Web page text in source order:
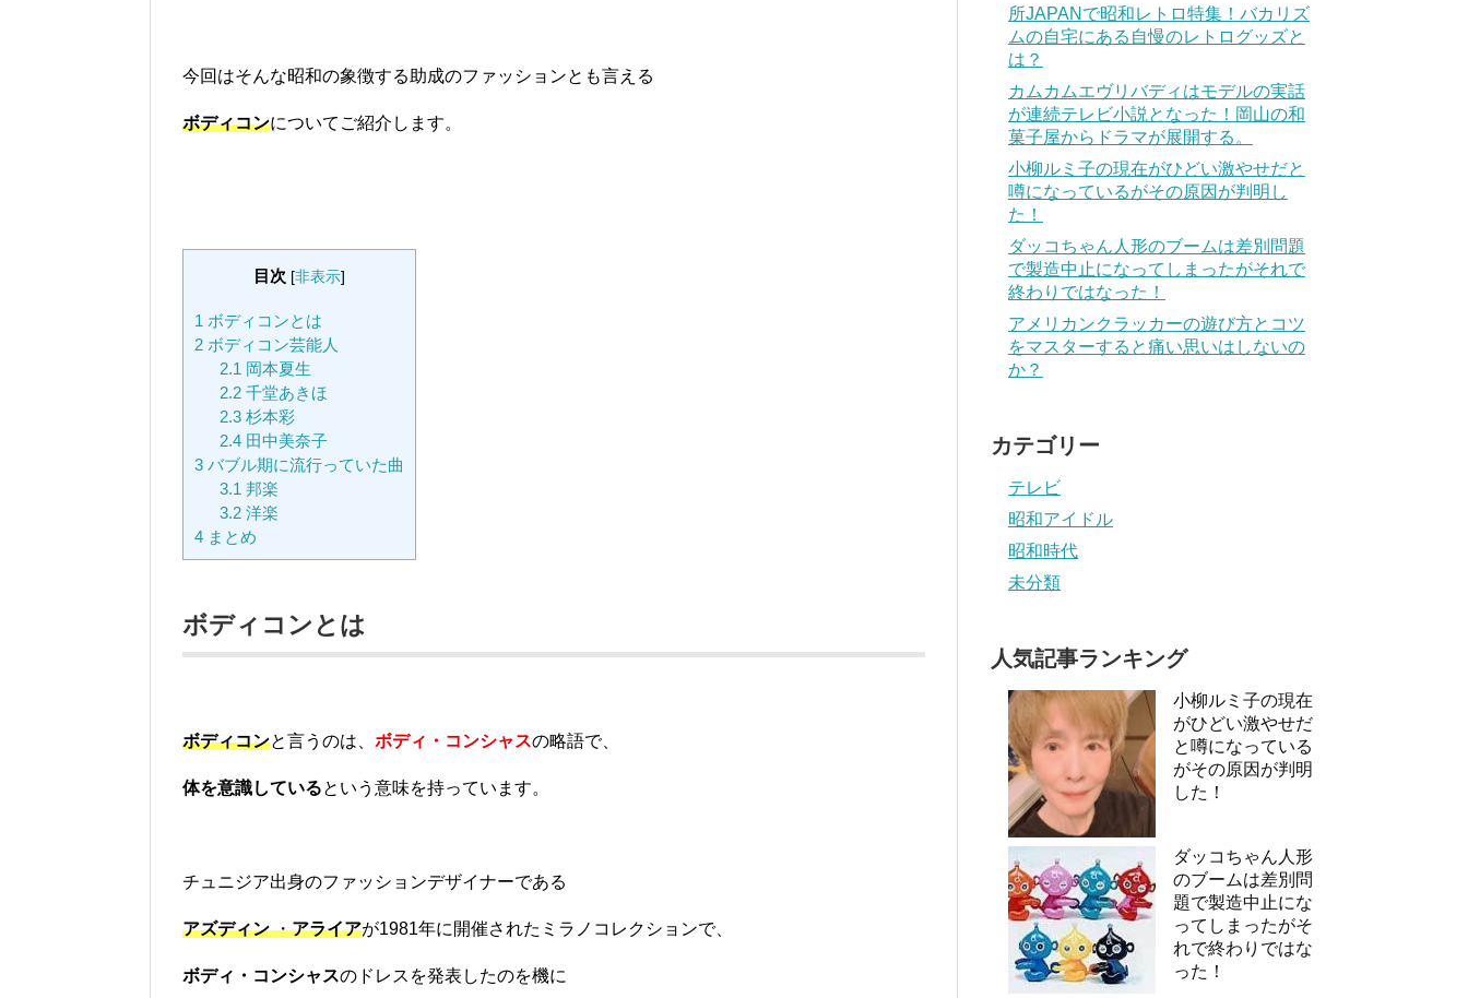
今回はそんな昭和の象徴する助成のファッションとも言える
ボディコンについてご紹介します。
目次 [非表示]
1 ボディコンとは
2 ボディコン芸能人
2.1 岡本夏生
2.2千堂あきほ
2.3杉本彩
2.4田中美奈子
3 バブル期に流行っていた曲
3.1 邦楽
3.2洋楽
4 まとめ
ボディコンとは
ボディコンと言うのは、 ボディ・コンシャスの略語で、
体を意識しているという意味を持っています。
チュニジア出身のファッションデザイナーである
アズディン・アライアが1981年に開催されたミラノコレクションで、
ボディ・コンシャスのドレスを発表したのを機に
所JAPANで昭和レトロ特集！バカリズ
ムの自宅にある自慢のレトログッズと
は？
カムカムエヴリバディはモデルの実話
が連続テレビ小説となった！岡山の和
菓子屋からドラマが展開する。
小柳ルミ子の現在がひどい激やせだと
噂になっているがその原因が判明し
た！
ダッコちゃん人形のブームは差別問題
で製造中止になってしまったがそれで
終わりではなった！
アメリカンクラッカーの遊び方とコツ
をマスターすると痛い思いはしないの
か？
カテゴリー
テレビ
昭和アイドル
昭和時代
未分類
人気記事ランキング
小柳ルミ子の現在
がひどい激やせだ
と噂になっている
がその原因が判明
した！
ダッコちゃん人形
のブームは差別問
題で製造中止にな
ってしまったがそ
れで終わりではな
った！